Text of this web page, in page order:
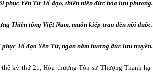
phục Yên Tử Tổ đạo, thiên niên đức hóa lưu phương.
Thiền tông Việt Nam, muôn kiếp trao đèn nối đuốc.
Tổ đạo Yên Tử, ngàn năm hương đức lưu truyền.
kỷ thứ 21, Hòa thượng Tôn sư Thượng Thanh